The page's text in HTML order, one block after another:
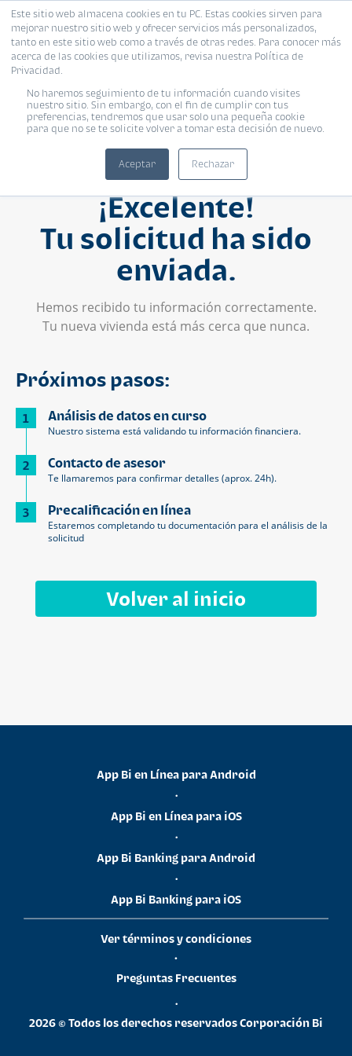
Este sitio web almacena cookies en tu PC. Estas cookies sirven para
mejorar nuestro sitio web y ofrecer servicios más personalizados,
tanto en este sitio web como a través de otras redes. Para conocer más
acerca de las cookies que utilizamos, revisa nuestra Política de
Privacidad.
No haremos seguimiento de tu información cuando visites
nuestro sitio. Sin embargo, con el fin de cumplir con tus
preferencias, tendremos que usar solo una pequeña cookie
para que no se te solicite volver a tomar esta decisión de nuevo.
Aceptar Rechazar
¡Excelente!
Tu solicitud ha sido
enviada.
Hemos recibido tu información correctamente.
Tu nueva vivienda está más cerca que nunca.
Próximos pasos:
1 Análisis de datos en curso
Nuestro sistema está validando tu información financiera.
2 Contacto de asesor
Te llamaremos para confirmar detalles (aprox. 24h).
3 Precalificación en línea
Estaremos completando tu documentación para el análisis de la
solicitud
Volver al inicio
App Bi en Línea para Android
•
App Bi en Línea para iOS
•
App Bi Banking para Android
•
App Bi Banking para iOS
Ver términos y condiciones
•
Preguntas Frecuentes
•
2026 © Todos los derechos reservados Corporación Bi